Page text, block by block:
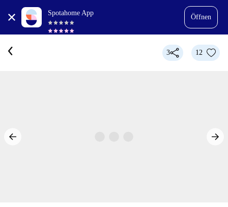
Spotahome App
Öffnen
3 12